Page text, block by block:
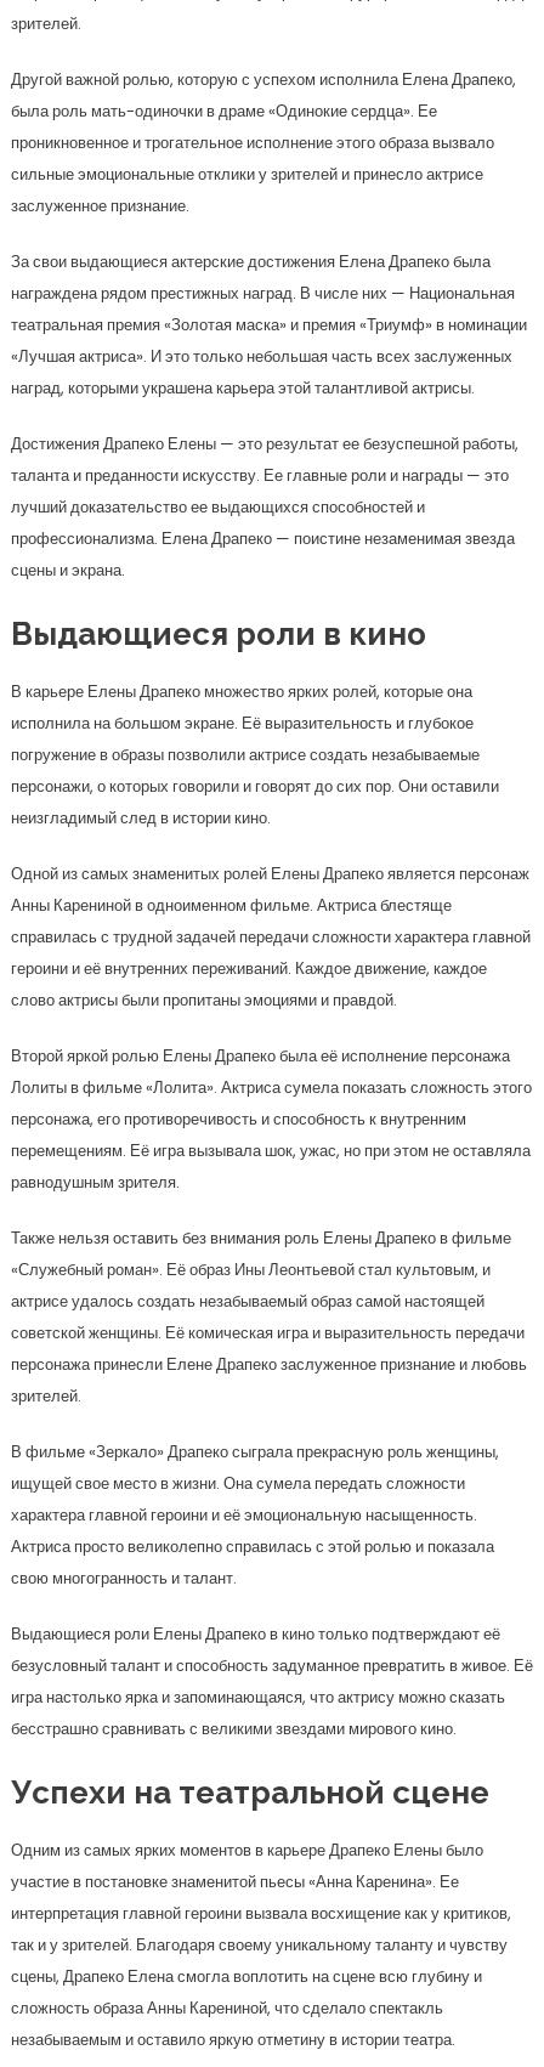
зрителей.
Другой важной ролью, которую с успехом исполнила Елена Драпеко,
была роль мать-одиночки в драме «Одинокие сердца». Ее
проникновенное и трогательное исполнение этого образа вызвало
сильные эмоциональные отклики у зрителей и принесло актрисе
заслуженное признание.
За свои выдающиеся актерские достижения Елена Драпеко была
награждена рядом престижных наград. В числе них — Национальная
театральная премия «Золотая маска» и премия «Триумф» в номинации
«Лучшая актриса». И это только небольшая часть всех заслуженных
наград, которыми украшена карьера этой талантливой актрисы.
Достижения Драпеко Елены — это результат ее безуспешной работы,
таланта и преданности искусству. Ее главные роли и награды — это
лучший доказательство ее выдающихся способностей и
профессионализма. Елена Драпеко — поистине незаменимая звезда
сцены и экрана.
Выдающиеся роли в кино
В карьере Елены Драпеко множество ярких ролей, которые она
исполнила на большом экране. Её выразительность и глубокое
погружение в образы позволили актрисе создать незабываемые
персонажи, о которых говорили и говорят до сих пор. Они оставили
неизгладимый след в истории кино.
Одной из самых знаменитых ролей Елены Драпеко является персонаж
Анны Карениной в одноименном фильме. Актриса блестяще
справилась с трудной задачей передачи сложности характера главной
героини и её внутренних переживаний. Каждое движение, каждое
слово актрисы были пропитаны эмоциями и правдой.
Второй яркой ролью Елены Драпеко была её исполнение персонажа
Лолиты в фильме «Лолита». Актриса сумела показать сложность этого
персонажа, его противоречивость и способность к внутренним
перемещениям. Её игра вызывала шок, ужас, но при этом не оставляла
равнодушным зрителя.
Также нельзя оставить без внимания роль Елены Драпеко в фильме
«Служебный роман». Её образ Ины Леонтьевой стал культовым, и
актрисе удалось создать незабываемый образ самой настоящей
советской женщины. Её комическая игра и выразительность передачи
персонажа принесли Елене Драпеко заслуженное признание и любовь
зрителей.
В фильме «Зеркало» Драпеко сыграла прекрасную роль женщины,
ищущей свое место в жизни. Она сумела передать сложности
характера главной героини и её эмоциональную насыщенность.
Актриса просто великолепно справилась с этой ролью и показала
свою многогранность и талант.
Выдающиеся роли Елены Драпеко в кино только подтверждают её
безусловный талант и способность задуманное превратить в живое. Её
игра настолько ярка и запоминающаяся, что актрису можно сказать
бесстрашно сравнивать с великими звездами мирового кино.
Успехи на театральной сцене
Одним из самых ярких моментов в карьере Драпеко Елены было
участие в постановке знаменитой пьесы «Анна Каренина». Ее
интерпретация главной героини вызвала восхищение как у критиков,
так и у зрителей. Благодаря своему уникальному таланту и чувству
сцены, Драпеко Елена смогла воплотить на сцене всю глубину и
сложность образа Анны Карениной, что сделало спектакль
незабываемым и оставило яркую отметину в истории театра.